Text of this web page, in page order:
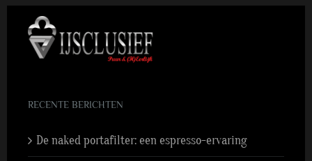
RECENTE BERICHTEN
De naked portafilter: een espresso-ervaring